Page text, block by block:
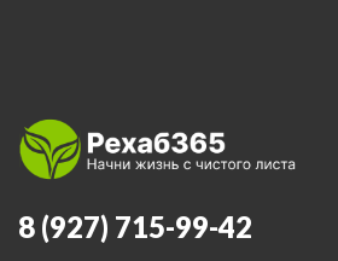
8 (927) 715-99-42